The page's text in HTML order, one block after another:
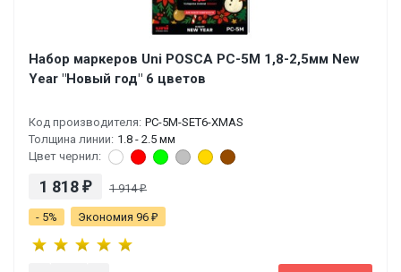
Набор маркеров Uni POSCA PC-5M 1,8-2,5мм New
Year "Новый год" 6 цветов
Код производителя: PC-5M-SET6-XMAS
Толщина линии: 1.8 - 2.5 мм
Цвет чернил:
1 818 ₽ 1 914₽
- 5% Экономия 96 ₽